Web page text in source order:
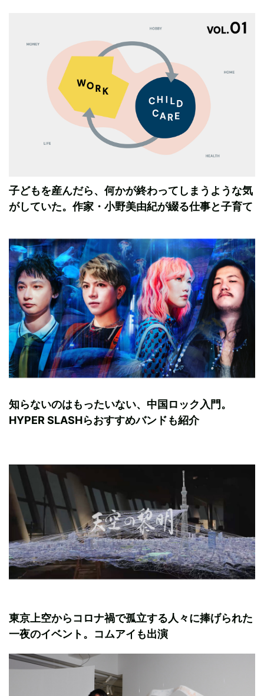
子どもを産んだら、何かが終わってしまうような気
がしていた。作家・小野美由紀が綴る仕事と子育て
知らないのはもったいない、中国ロック入門。
HYPER SLASHらおすすめバンドも紹介
東京上空からコロナ禍で孤立する人々に捧げられた
一夜のイベント。コムアイも出演